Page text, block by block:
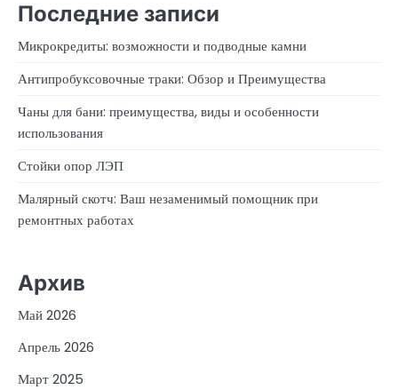
Последние записи
Микрокредиты: возможности и подводные камни
Антипробуксовочные траки: Обзор и Преимущества
Чаны для бани: преимущества, виды и особенности
использования
Стойки опор ЛЭП
Малярный скотч: Ваш незаменимый помощник при
ремонтных работах
Архив
Май 2026
Апрель 2026
Март 2025